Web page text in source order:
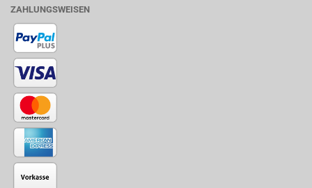
ZAHLUNGSWEISEN